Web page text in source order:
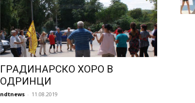
ГРАДИНАРСКО ХОРО В
ОДРИНЦИ
ndtnews - 11.08.2019